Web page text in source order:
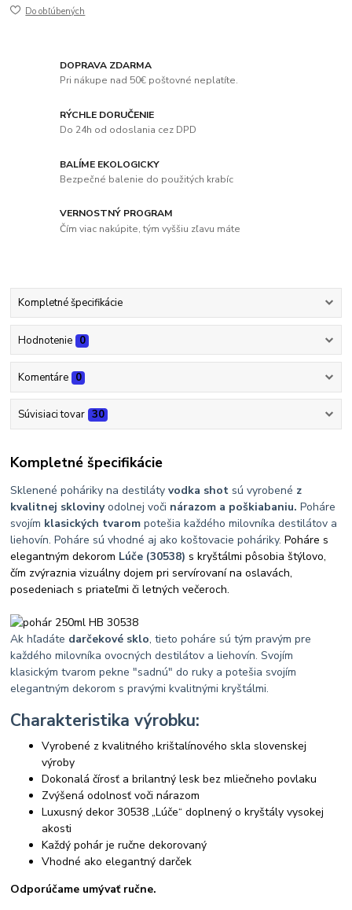
Do obľúbených
DOPRAVA ZDARMA
Pri nákupe nad 50€ poštovné neplatíte.
RÝCHLE DORUČENIE
Do 24h od odoslania cez DPD
BALÍME EKOLOGICKY
Bezpečné balenie do použitých krabíc
VERNOSTNÝ PROGRAM
Čím viac nakúpite, tým vyššiu zľavu máte
Kompletné špecifikácie
Hodnotenie 0
Komentáre 0
Súvisiaci tovar 30
Kompletné špecifikácie
Sklenené poháriky na destilátyvodka shot sú vyrobené z
kvalitnej sklovinyodolnej voči nárazom a poškiabaniu.Poháre
svojím klasických tvarompotešia každého milovníka destilátov a
liehovín. Poháre sú vhodné aj ako koštovacie poháriky. Poháre s
elegantným dekorom Lúče (30538) s kryštálmi pôsobia štýlovo,
čím zvýraznia vizuálny dojem pri servírovaní na oslavách,
posedeniach s priateľmi či letných večeroch.
Ak hľadáte darčekové sklo, tieto poháre sú tým pravým pre
každého milovníka ovocných destilátov a liehovín. Svojím
klasickým tvarom pekne "sadnú" do ruky a potešia svojím
elegantným dekorom s pravými kvalitnými kryštálmi.
Charakteristika výrobku:
Vyrobené z kvalitného krištalínového skla slovenskej
výroby
Dokonalá čírosť a brilantný lesk bez mliečneho povlaku
Zvýšená odolnosť voči nárazom
Luxusný dekor 30538 „Lúče“ doplnený o kryštály vysokej
akosti
Každý pohár je ručne dekorovaný
Vhodné ako elegantný darček
Odporúčame umývať ručne.